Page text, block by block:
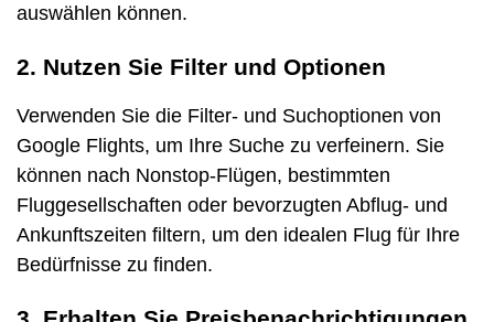
auswählen können.
2. Nutzen Sie Filter und Optionen
Verwenden Sie die Filter- und Suchoptionen von
Google Flights, um Ihre Suche zu verfeinern. Sie
können nach Nonstop-Flügen, bestimmten
Fluggesellschaften oder bevorzugten Abflug- und
Ankunftszeiten filtern, um den idealen Flug für Ihre
Bedürfnisse zu finden.